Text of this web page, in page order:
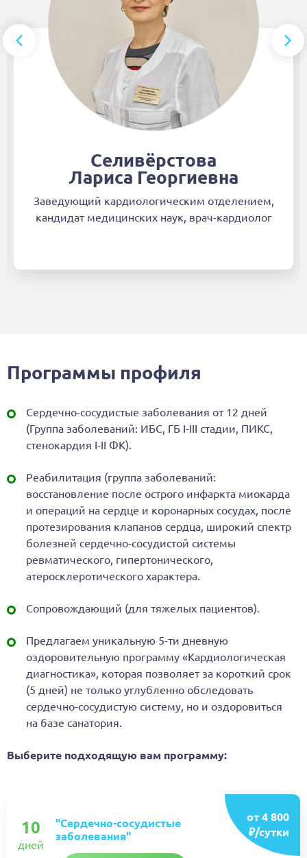
Селивёрстова
Лариса Георгиевна
Заведующий кардиологическим отделением,
кандидат медицинских наук, врач-кардиолог
Программы профиля
Сердечно-сосудистые заболевания от 12 дней
(Группа заболеваний: ИБС, ГБ I-III стадии, ПИКС,
стенокардия I-II ФК).
Реабилитация (группа заболеваний:
восстановление после острого инфаркта миокарда
и операций на сердце и коронарных сосудах, после
протезирования клапанов сердца, широкий спектр
болезней сердечно-сосудистой системы
ревматического, гипертонического,
атеросклеротического характера.
Сопровождающий (для тяжелых пациентов).
Предлагаем уникальную 5-ти дневную
оздоровительную программу «Кардиологическая
диагностика», которая позволяет за короткий срок
(5 дней) не только углубленно обследовать
сердечно-сосудистую систему, но и оздоровиться
на базе санатория.
Выберите подходящую вам программу:
10
дней
"Сердечно-сосудистые
заболевания"
от 4 800
₽/сутки